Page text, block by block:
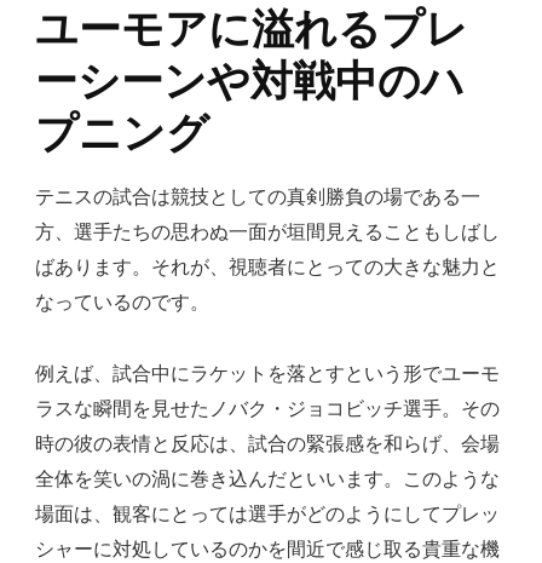
ユーモアに溢れるプレ
ーシーンや対戦中のハ
プニング
テニスの試合は競技としての真剣勝負の場である一
方、選手たちの思わぬ一面が垣間見えることもしばし
ばあります。それが、視聴者にとっての大きな魅力と
なっているのです。
例えば、試合中にラケットを落とすという形でユーモ
ラスな瞬間を見せたノバク・ジョコビッチ選手。その
時の彼の表情と反応は、試合の緊張感を和らげ、会場
全体を笑いの渦に巻き込んだといいます。このような
場面は、観客にとっては選手がどのようにしてプレッ
シャーに対処しているのかを間近で感じ取る貴重な機